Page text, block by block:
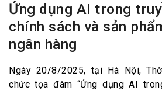
Ứng dụng AI trong
chính sách và sản
ngân hàng
Ngày 20/8/2025, tại Hà Nội,
chức tọa đàm “Ứng dụng AI